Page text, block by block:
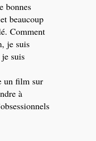
bonnes
beaucoup
Comment
je suis
suis
un film sur
à